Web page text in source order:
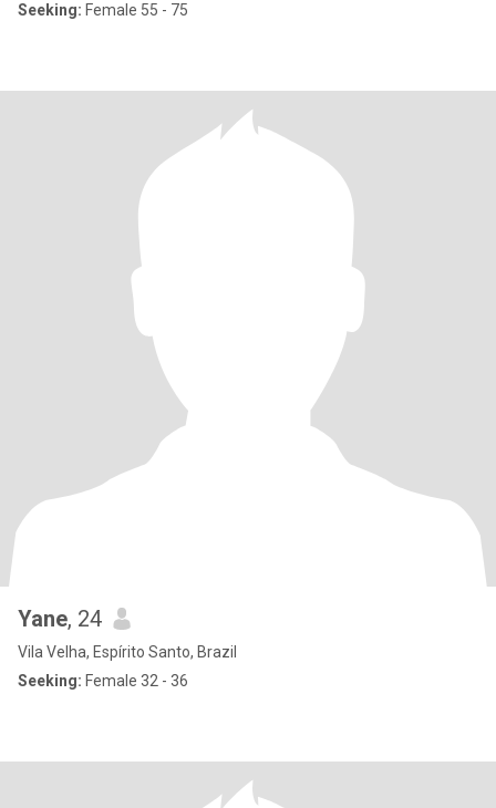
Seeking: Female 55 - 75
Yane, 24
Vila Velha, Espírito Santo, Brazil
Seeking: Female 32 - 36